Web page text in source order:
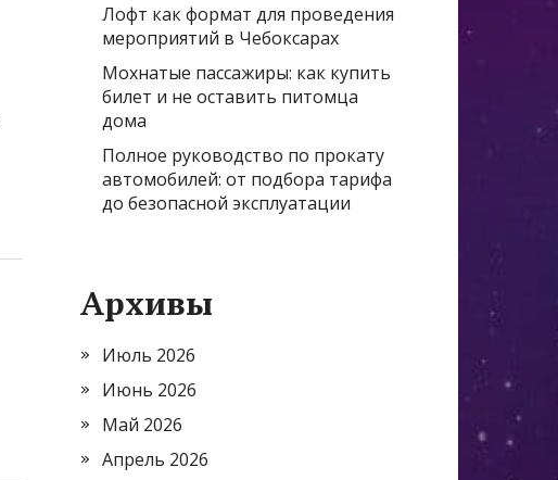
Лофт как формат для проведения
мероприятий в Чебоксарах
Мохнатые пассажиры: как купить
билет и не оставить питомца
дома
Полное руководство по прокату
автомобилей: от подбора тарифа
до безопасной эксплуатации
Архивы
Июль 2026
Июнь 2026
Май 2026
Апрель 2026